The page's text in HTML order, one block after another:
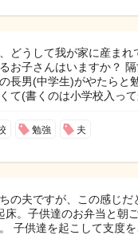
どうして我が家に産まれ
お子さんはいますか？
長男(中学生)がやたらと
て(書くのは小学校入っ
勉強 夫
の夫ですが、この感じだ
。子供達のお弁当と朝ご
子供達を起こして支度